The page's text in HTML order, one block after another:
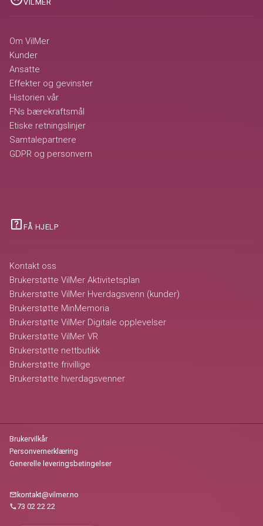
VILMER
Om VilMer
Kunder
Ansatte
Effekter og gevinster
Historien vår
FNs bærekraftsmål
Etiske retningslinjer
Samtalepartnere
GDPR og personvern
help_center FÅ HJELP
Kontakt oss
Brukerstøtte VilMer Aktivitetsplan
Brukerstøtte VilMer Hverdagsvenn (kunder)
Brukerstøtte MinMemoria
Brukerstøtte VilMer Digitale opplevelser
Brukerstøtte VilMer VR
Brukerstøtte nettbutikk
Brukerstøtte frivillige
Brukerstøtte hverdagsvenner
Brukervilkår
Personvernerklæring
Generelle leveringsbetingelser
mail kontakt@vilmer.no
call73 02 22 22